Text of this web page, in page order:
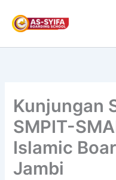
content
Kunjungan
SMPIT-
Islamic
Jambi